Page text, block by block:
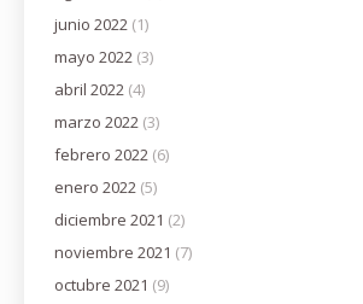
junio 2022 (1)
mayo 2022 (3)
abril 2022 (4)
marzo 2022 (3)
febrero 2022 (6)
enero 2022 (5)
diciembre 2021 (2)
noviembre 2021 (7)
octubre 2021 (9)